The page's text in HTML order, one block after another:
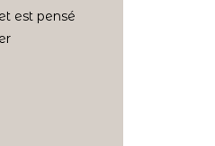
est pensé